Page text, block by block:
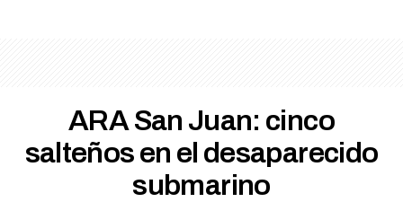
ARA San Juan: cinco
salteños en el desaparecido
submarino